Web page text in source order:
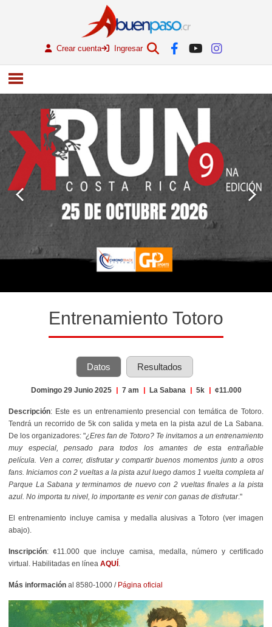
Crear cuenta Ingresar
Entrenamiento Totoro
Datos Resultados
Domingo 29 Junio 2025 | 7 am | La Sabana | 5k | ¢11.000
Descripción: Este es un entrenamiento presencial con temática de Totoro.
Tendrá un recorrido de 5k con salida y meta en la pista azul de La Sabana.
De los organizadores: "¿Eres fan de Totoro? Te invitamos a un entrenamiento
muy especial, pensado para todos los amantes de esta entrañable
película. Ven a correr, disfrutar y compartir buenos momentos junto a otros
fans. Iniciamos con 2 vueltas a la pista azul luego damos 1 vuelta completa al
Parque La Sabana y terminamos de nuevo con 2 vueltas finales a la pista
azul. No importa tu nivel, lo importante es venir con ganas de disfrutar."
El entrenamiento incluye camisa y medalla alusivas a Totoro (ver imagen
abajo).
Inscripción: ¢11.000 que incluye camisa, medalla, número y certificado
virtual. Habilitadas en línea AQUÍ
Más información al 8580-1000 / Página oficial